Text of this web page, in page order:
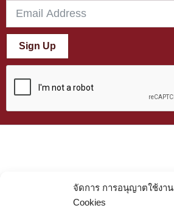
จัดการ การอนุญาตใช้งาน
Cookies
Sign Up